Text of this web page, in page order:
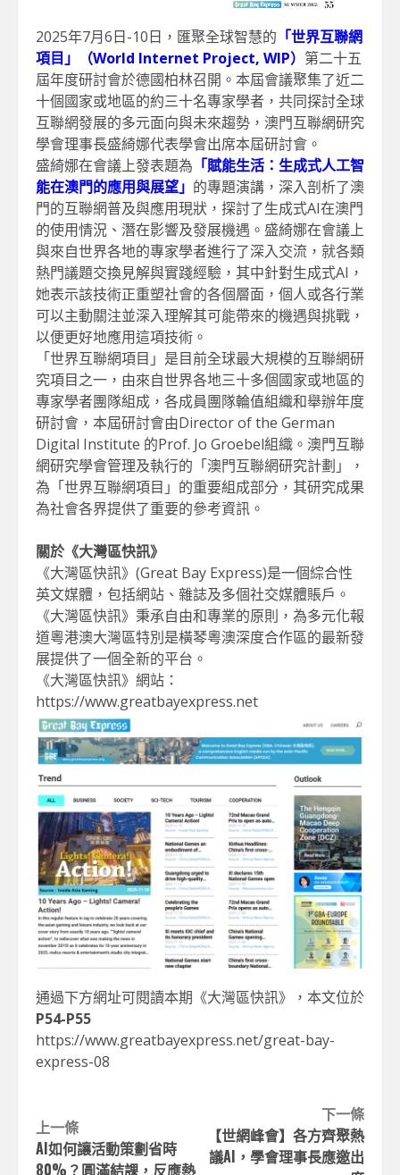
2025年7月6日-10日，匯聚全球智慧的 「世界互聯網
項目」（World Internet Project, WIP） 第二十五
屆年度研討會於德國柏林召開。本屆會議聚集了近二
十個國家或地區的約三十名專家學者，共同探討全球
互聯網發展的多元面向與未來趨勢，澳門互聯網研究
學會理事長盛綺娜代表學會出席本屆研討會 。
盛綺娜在會議上發表題為 「賦能生活：生成式人工智
能在澳門的應用與展望」 的專題演講，深入剖析了澳
門的互聯網普及與應用現狀，探討了生成式AI在澳門
的使用情況、潛在影響及發展機遇。盛綺娜在會議上
與來自世界各地的專家學者進行了深入交流，就各類
熱門議題交換見解與實踐經驗，其中針對生成式AI ，
她表示該技術正重塑社會的各個層面，個人或各行業
可以主動關注並深入理解其可能帶來的機遇與挑戰，
以便更好地應用這項技術。
「世界互聯網項目」是目前全球最大規模的互聯網研
究項目之一，由來自世界各地三十多個國家或地區的
專家學者團隊組成，各成員團隊輪值組織和舉辦年度
研討會，本屆研討會由Director of the German
Digital Institute 的Prof. Jo Groebel組織。澳門互聯
網研究學會管理及執行的「澳門互聯網研究計劃」，
為「世界互聯網項目」的重要組成部分，其研究成果
為社會各界提供了重要的參考資訊。
關於《大灣區快訊》
《大灣區快訊》(Great Bay Express)是一個綜合性
英文媒體，包括網站、雜誌及多個社交媒體賬戶。
《大灣區快訊》秉承自由和專業的原則，為多元化報
道粵港澳大灣區特別是橫琴粵澳深度合作區的最新發
展提供了一個全新的平台。
《大灣區快訊》網站：
https://www.greatbayexpress.net
通過下方網址可閱讀本期《大灣區快訊》，本文位於
P54-P55
https://www.greatbayexpress.net/great-bay-
express-08
Continue
Reading
下一條
【世網峰會】各方齊聚熱
議AI，學會理事長應邀出
上一條
AI如何讓活動策劃省時
80%？圓滿結課，反應熱